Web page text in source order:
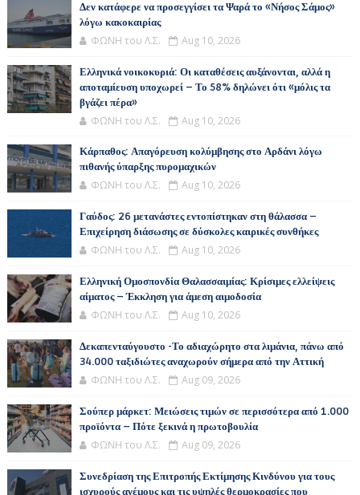
Δεν κατάφερε να προσεγγίσει τα Ψαρά το «Νήσος Σάμος»
λόγω κακοκαιρίας
ΦΩΝΗ του Λ.Σ. Aug 10, 2026
Ελληνικά νοικοκυριά: Οι καταθέσεις αυξάνονται, αλλά η
αποταμίευση υποχωρεί – Το 58% δηλώνει ότι «μόλις τα
βγάζει πέρα»
ΦΩΝΗ του Λ.Σ. Aug 10, 2026
Κάρπαθος: Απαγόρευση κολύμβησης στο Αρδάνι λόγω
πιθανής ύπαρξης πυρομαχικών
ΦΩΝΗ του Λ.Σ. Aug 10, 2026
Γαύδος: 26 μετανάστες εντοπίστηκαν στη θάλασσα –
Επιχείρηση διάσωσης σε δύσκολες καιρικές συνθήκες
ΦΩΝΗ του Λ.Σ. Aug 10, 2026
Ελληνική Ομοσπονδία Θαλασσαιμίας: Κρίσιμες ελλείψεις
αίματος – Έκκληση για άμεση αιμοδοσία
ΦΩΝΗ του Λ.Σ. Aug 10, 2026
Δεκαπενταύγουστο -Το αδιαχώρητο στα λιμάνια, πάνω από
34.000 ταξιδιώτες αναχωρούν σήμερα από την Αττική
ΦΩΝΗ του Λ.Σ. Aug 09, 2026
Σούπερ μάρκετ: Μειώσεις τιμών σε περισσότερα από 1.000
προϊόντα – Πότε ξεκινά η πρωτοβουλία
ΦΩΝΗ του Λ.Σ. Aug 09, 2026
Συνεδρίαση της Επιτροπής Εκτίμησης Κινδύνου για τους
ισχυρούς ανέμους και τις υψηλές θερμοκρασίες που